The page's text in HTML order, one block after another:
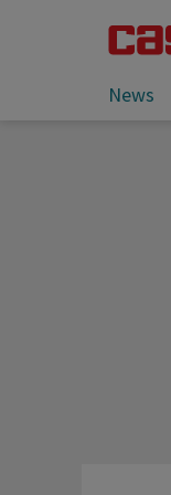
News
Sie lesen: